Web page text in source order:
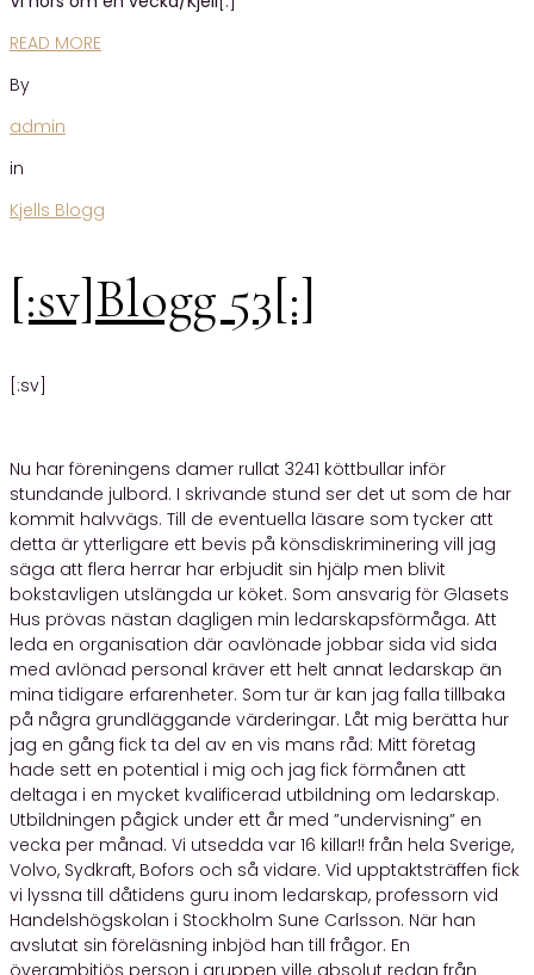
READ MORE
By
admin
in
Kjells Blogg
[:sv]Blogg 53[:]
[:sv]
Nu har föreningens damer rullat 3241 köttbullar inför
stundande julbord. I skrivande stund ser det ut som de har
kommit halvvägs. Till de eventuella läsare som tycker att
detta är ytterligare ett bevis på könsdiskriminering vill jag
säga att flera herrar har erbjudit sin hjälp men blivit
bokstavligen utslängda ur köket. Som ansvarig för Glasets
Hus prövas nästan dagligen min ledarskapsförmåga. Att
leda en organisation där oavlönade jobbar sida vid sida
med avlönad personal kräver ett helt annat ledarskap än
mina tidigare erfarenheter. Som tur är kan jag falla tillbaka
på några grundläggande värderingar. Låt mig berätta hur
jag en gång fick ta del av en vis mans råd: Mitt företag
hade sett en potential i mig och jag fick förmånen att
deltaga i en mycket kvalificerad utbildning om ledarskap.
Utbildningen pågick under ett år med ”undervisning” en
vecka per månad. Vi utsedda var 16 killar!! från hela Sverige,
Volvo, Sydkraft, Bofors och så vidare. Vid upptaktsträffen fick
vi lyssna till dåtidens guru inom ledarskap, professorn vid
Handelshögskolan i Stockholm Sune Carlsson. När han
avslutat sin föreläsning inbjöd han till frågor. En
överambitiös person i gruppen ville absolut redan från